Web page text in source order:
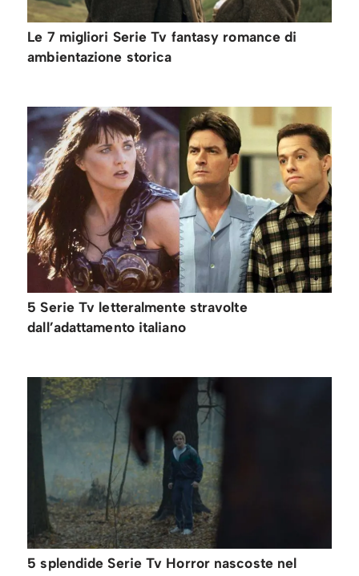
Le 7 migliori Serie Tv fantasy romance di
ambientazione storica
5 Serie Tv letteralmente stravolte
dall’adattamento italiano
5 splendide Serie Tv Horror nascoste nel